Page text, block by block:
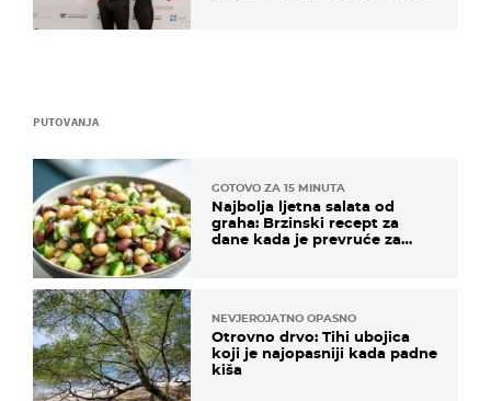
PUTOVANJA
GOTOVO ZA 15 MINUTA
Najbolja ljetna salata od
graha: Brzinski recept za
dane kada je prevruće za
NEVJEROJATNO OPASNO
Otrovno drvo: Tihi ubojica
koji je najopasniji kada padne
kiša